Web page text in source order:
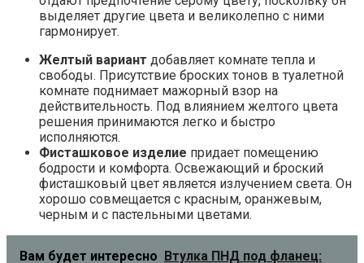
выделяет другие цвета и великолепно с ними
гармонирует.
Желтый вариант добавляет комнате тепла и
свободы. Присутствие броских тонов в туалетной
комнате поднимает мажорный взор на
действительность. Под влиянием желтого цвета
решения принимаются легко и быстро
исполняются.
Фисташковое изделие придает помещению
бодрости и комфорта. Освежающий и броский
фисташковый цвет является излучением света. Он
хорошо совмещается с красным, оранжевым,
черным и с пастельными цветами.
Вам будет интересно Втулка ПНД под фланец: